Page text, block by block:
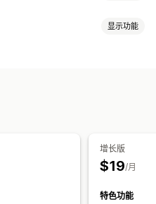
打印和导出
显示功能
加拿大（HST、PST、GST）
增长版
$19/月
特色功能